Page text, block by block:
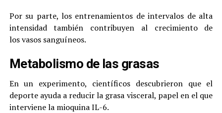
Por su parte, los entrenamientos de intervalos de alta
intensidad también contribuyen al crecimiento de
los vasos sanguíneos.
Metabolismo de las grasas
En un experimento, científicos descubrieron que el
deporte ayuda a reducir la grasa visceral, papel en el que
interviene la mioquina IL-6.